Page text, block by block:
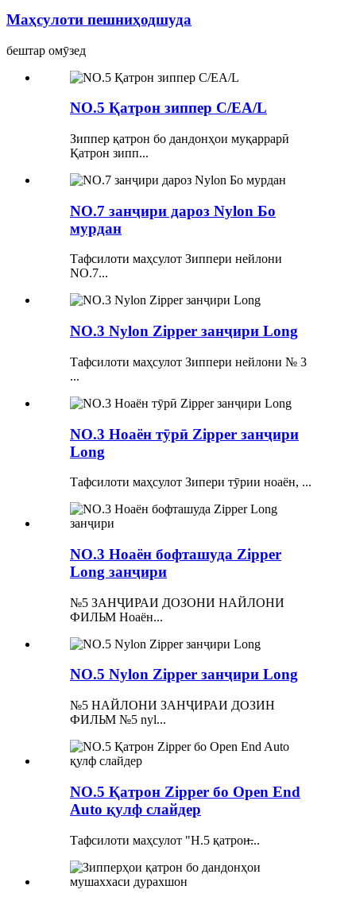
Маҳсулоти пешниҳодшуда
бештар омӯзед
NO.5 Қатрон зиппер C/EA/L
Зиппер қатрон бо дандонҳои муқаррарӣ
Қатрон зипп...
NO.7 занҷири дароз Nylon Бо
мурдан
Тафсилоти маҳсулот Зиппери нейлони
NO.7...
NO.3 Nylon Zipper занҷири Long
Тафсилоти маҳсулот Зиппери нейлони № 3
...
NO.3 Ноаён тӯрӣ Zipper занҷири
Long
Тафсилоти маҳсулот Зипери тӯрии ноаён, ...
NO.3 Ноаён бофташуда Zipper
Long занҷири
№5 ЗАНҶИРАИ ДОЗОНИ НАЙЛОНИ
ФИЛЬМ Ноаён...
NO.5 Nylon Zipper занҷири Long
№5 НАЙЛОНИ ЗАНҶИРАИ ДОЗИН
ФИЛЬМ №5 nyl...
NO.5 Қатрон Zipper бо Open End
Auto қулф слайдер
Тафсилоти маҳсулот "Н.5 қатрон̶...